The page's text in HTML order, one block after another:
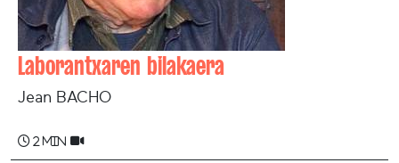
Laborantxaren bilakaera
Jean BACHO
2 min